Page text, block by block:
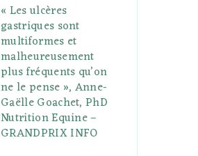
« Les ulcères
gastriques sont
multiformes et
malheureusement
plus fréquents qu’on
ne le pense », Anne-
Gaëlle Goachet, PhD
Nutrition Equine –
GRANDPRIX INFO